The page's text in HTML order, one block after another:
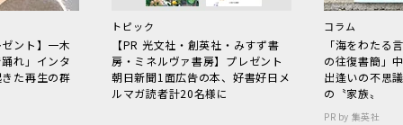
ント】一木
れ」インタ
た再生の群
トピック
【PR 光文社・創英社・みすず書
房・ミネルヴァ書房】プレゼント
朝日新聞1面広告の本、好書好日メ
ルマガ読者計20名様に
コラム
「海をわた
の往復書簡」
出逢いの不思
の〝家族〟
PR by 集英社